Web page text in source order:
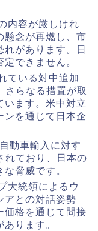
内容が厳しけれ
懸念が再燃し、市
があります。日
できません。
ている対中追加
さらなる措置が取
います。米中対立
ンを通じて日本企
動車輸入に対す
れており、日本の
脅威です。
大統領によるウ
アとの対話姿勢
価格を通じて間接
ります。